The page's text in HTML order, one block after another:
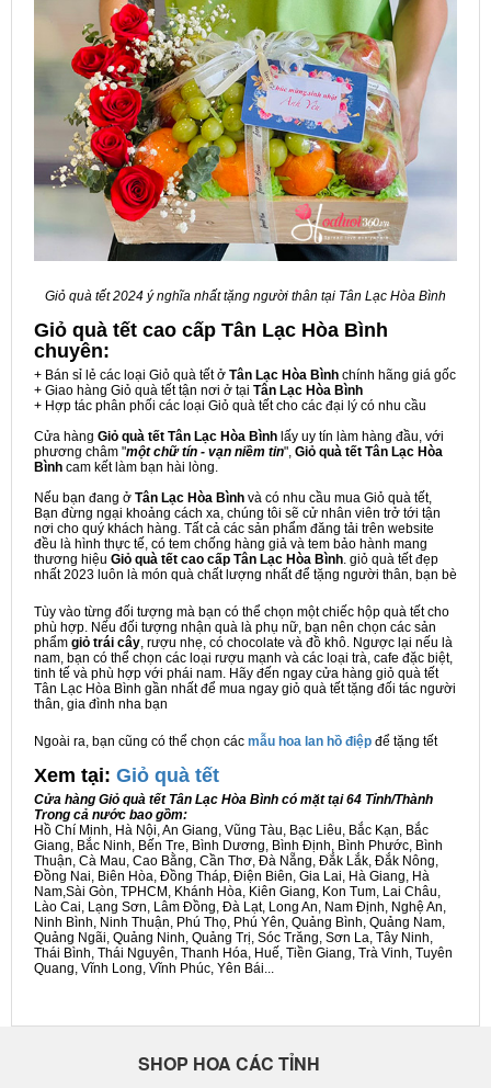
Giỏ quà tết 2024 ý nghĩa nhất tặng người thân tại Tân Lạc Hòa Bình
Giỏ quà tết cao cấp Tân Lạc Hòa Bình
chuyên:
+ Bán sỉ lẻ các loại Giỏ quà tết ở Tân Lạc Hòa Bình chính hãng giá gốc
+ Giao hàng Giỏ quà tết tận nơi ở tại Tân Lạc Hòa Bình
+ Hợp tác phân phối các loại Giỏ quà tết cho các đại lý có nhu cầu
Cửa hàng Giỏ quà tết Tân Lạc Hòa Bình lấy uy tín làm hàng đầu, với
phương châm "một chữ tín - vạn niềm tin", Giỏ quà tết Tân Lạc Hòa
Bình cam kết làm bạn hài lòng.
Nếu bạn đang ở Tân Lạc Hòa Bình và có nhu cầu mua Giỏ quà tết,
Bạn đừng ngại khoảng cách xa, chúng tôi sẽ cử nhân viên trở tới tận
nơi cho quý khách hàng. Tất cả các sản phẩm đăng tải trên website
đều là hình thực tế, có tem chống hàng giả và tem bảo hành mang
thương hiệu Giỏ quà tết cao cấp Tân Lạc Hòa Bình. giỏ quà tết đẹp
nhất 2023 luôn là món quà chất lượng nhất để tặng người thân, bạn bè
Tùy vào từng đối tượng mà bạn có thể chọn một chiếc hộp quà tết cho
phù hợp. Nếu đối tượng nhận quà là phụ nữ, bạn nên chọn các sản
phẩm giỏ trái cây, rượu nhẹ, có chocolate và đồ khô. Ngược lại nếu là
nam, bạn có thể chọn các loại rượu mạnh và các loại trà, cafe đặc biệt,
tinh tế và phù hợp với phái nam. Hãy đến ngay cửa hàng giỏ quà tết
Tân Lạc Hòa Bình gần nhất để mua ngay giỏ quà tết tặng đối tác người
thân, gia đình nha bạn
Ngoài ra, bạn cũng có thể chọn các mẫu hoa lan hồ điệp để tặng tết
Xem tại: Giỏ quà tết
Cửa hàng Giỏ quà tết Tân Lạc Hòa Bình có mặt tại 64 Tỉnh/Thành
Trong cả nước bao gồm:
Hồ Chí Minh, Hà Nội, An Giang, Vũng Tàu, Bạc Liêu, Bắc Kạn, Bắc
Giang, Bắc Ninh, Bến Tre, Bình Dương, Bình Định, Bình Phước, Bình
Thuận, Cà Mau, Cao Bằng, Cần Thơ, Đà Nẵng, Đắk Lắk, Đắk Nông,
Đồng Nai, Biên Hòa, Đồng Tháp, Điện Biên, Gia Lai, Hà Giang, Hà
Nam,Sài Gòn, TPHCM, Khánh Hòa, Kiên Giang, Kon Tum, Lai Châu,
Lào Cai, Lạng Sơn, Lâm Đồng, Đà Lạt, Long An, Nam Định, Nghệ An,
Ninh Bình, Ninh Thuận, Phú Thọ, Phú Yên, Quảng Bình, Quảng Nam,
Quảng Ngãi, Quảng Ninh, Quảng Trị, Sóc Trăng, Sơn La, Tây Ninh,
Thái Bình, Thái Nguyên, Thanh Hóa, Huế, Tiền Giang, Trà Vinh, Tuyên
Quang, Vĩnh Long, Vĩnh Phúc, Yên Bái...
SHOP HOA CÁC TỈNH